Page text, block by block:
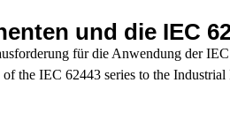
und die IEC
für die Anwendung der
the IEC 62443 series to the